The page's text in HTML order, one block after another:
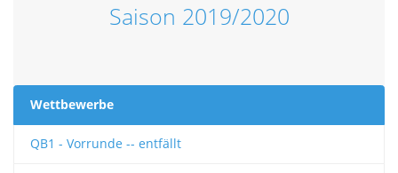
Saison 2019/2020
Wettbewerbe
QB1 - Vorrunde -- entfällt